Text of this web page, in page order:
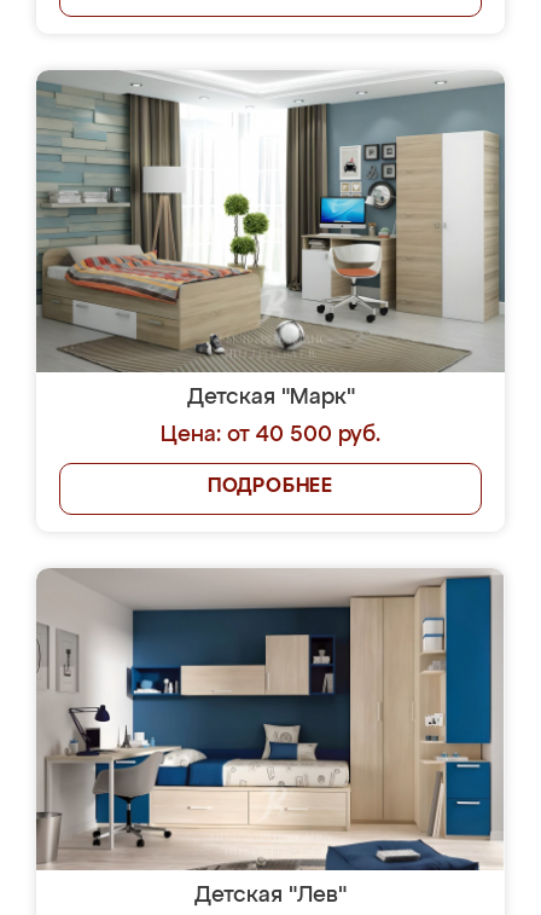
Детская "Марк"
Цена: от 40 500 руб.
ПОДРОБНЕЕ
Детская "Лев"